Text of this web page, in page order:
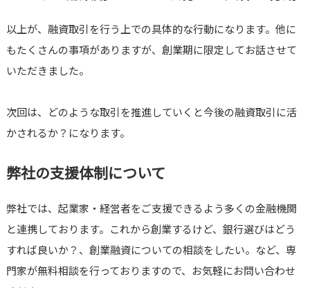
以上が、融資取引を行う上での具体的な行動になります。他に
もたくさんの事項がありますが、創業期に限定してお話させて
いただきました。
次回は、どのような取引を推進していくと今後の融資取引に活
かされるか？になります。
弊社の支援体制について
弊社では、起業家・経営者をご支援できるよう多くの金融機関
と連携しております。これから創業するけど、銀行選びはどう
すれば良いか？、創業融資についての相談をしたい。など、専
門家が無料相談を行っておりますので、お気軽にお問い合わせ